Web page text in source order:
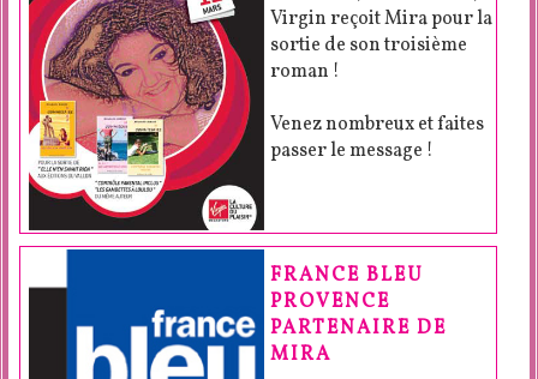
Virgin reçoit Mira pour la
sortie de son troisième
roman !
Venez nombreux et faites
passer le message !
FRANCE BLEU
PROVENCE
PARTENAIRE DE
MIRA